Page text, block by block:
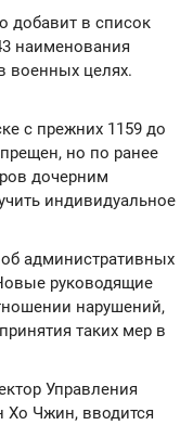
добавит в список
наименования
военных целях.
с прежних 1159 до
но по ранее
дочерним
индивидуальное
административных
руководящие
нарушений,
таких мер в
Управления
Хо Чжин, вводится